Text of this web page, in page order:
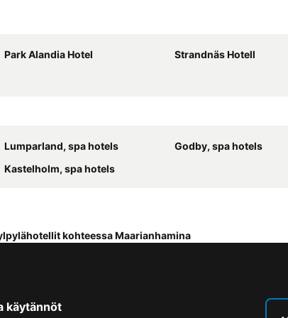
Park Alandia Hotel
Strandnäs Hotell
Lumparland, spa hotels
Godby, spa hotels
Kastelholm, spa hotels
kohteessa Maarianhamina
käytännöt